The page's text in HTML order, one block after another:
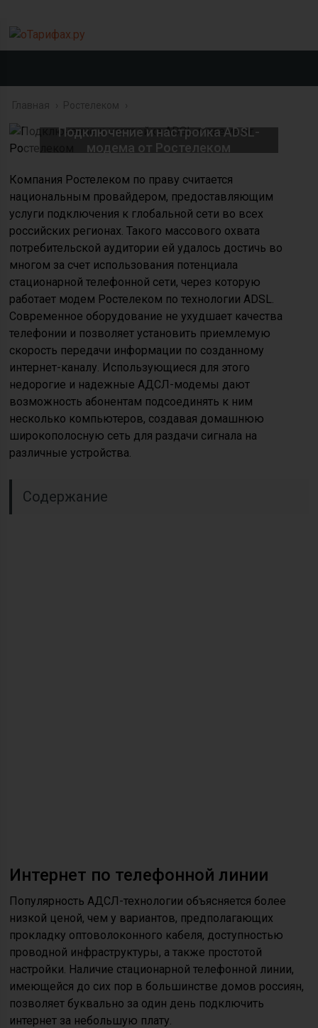
Главная Ростелеком
Подключение и настройка ADSL-
модема от Ростелеком
Компания Ростелеком по праву считается
национальным провайдером, предоставляющим
услуги подключения к глобальной сети во всех
российских регионах. Такого массового охвата
потребительской аудитории ей удалось достичь во
многом за счет использования потенциала
стационарной телефонной сети, через которую
работает модем Ростелеком по технологии ADSL.
Современное оборудование не ухудшает качества
телефонии и позволяет установить приемлемую
скорость передачи информации по созданному
интернет-каналу. Использующиеся для этого
недорогие и надежные АДСЛ-модемы дают
возможность абонентам подсоединять к ним
несколько компьютеров, создавая домашнюю
широкополосную сеть для раздачи сигнала на
различные устройства.
Содержание
Интернет по телефонной линии
Популярность АДСЛ-технологии объясняется более
низкой ценой, чем у вариантов, предполагающих
прокладку оптоволоконного кабеля, доступностью
проводной инфраструктуры, а также простотой
настройки. Наличие стационарной телефонной линии,
имеющейся до сих пор в большинстве домов россиян,
позволяет буквально за один день подключить
интернет за небольшую плату.